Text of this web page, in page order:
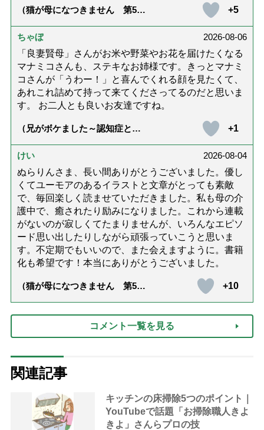
（猫が母になつきません 第500
+5
ちゃぼ
2026-08-06
「良妻賢母」さんがお米や野菜やお花を届けたくなる
マナミコさんも、ステキなお姉様です。きっとマナミ
コさんが「うわー！」と喜んでくれる顔を見たくて、
あれこれ詰めて持って来てくださってるのだと思いま
す。 お二人とも良いお友達ですね。
（兄がボケました～認知症と介
達』が届きました」）
+1
けい
2026-08-04
ぬらりんさま、長い間ありがとうございました。優し
くてユーモアのあるイラストと文章がとっても素敵
で、毎回楽しく読ませていただきました。私も母の介
護中で、癒されたり励みになりました。これから連載
がないのが寂しくてたまりませんが、いろんなエピソ
ード思い出したりしながら頑張っていこうと思いま
す。不定期でもいいので、また会えますように。書籍
化も希望です！本当にありがとうございました。
（猫が母になつきません 第500
+10
コメント一覧を見る
関連記事
キッチンの床掃除5つのポイント｜
YouTubeで話題「お掃除職人きよ
きよ」さんらプロの技